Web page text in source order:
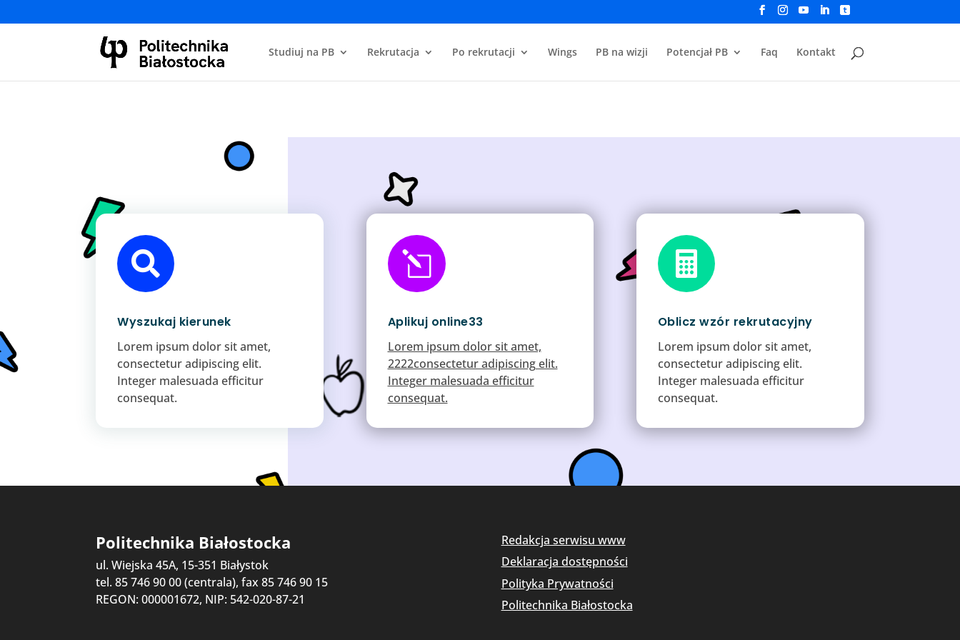
Studiuj na PB Rekrutacja Po rekrutacji Wings PB na wizji Potencjał PB Faq Kontakt

Wyszukaj kierunek
Lorem ipsum dolor sit amet,
consectetur adipiscing elit.
Integer malesuada efficitur
consequat.
l
Aplikuj online33
Lorem ipsum dolor sit amet,
2222consectetur adipiscing elit.
Integer malesuada efficitur
consequat.

Oblicz wzór rekrutacyjny
Lorem ipsum dolor sit amet,
consectetur adipiscing elit.
Integer malesuada efficitur
consequat.
Politechnika Białostocka
ul. Wiejska 45A, 15-351 Białystok
tel. 85 746 90 00 (centrala), fax 85 746 90 15
REGON: 000001672, NIP: 542-020-87-21
Redakcja serwisu www
Deklaracja dostępności
Polityka Prywatności
Politechnika Białostocka